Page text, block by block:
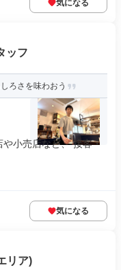
気になる
ッフ
ろさを味わおう
小売店など、 接客・
気になる
リア)